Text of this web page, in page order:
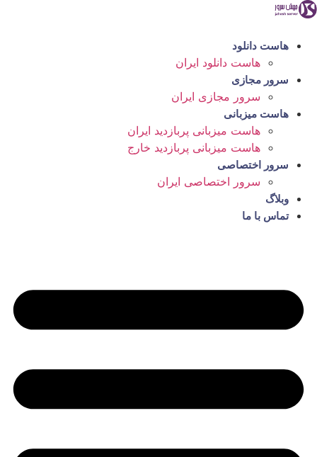
پرش
محتوا
هاست دانلود
هاست دانلود ایران
سرور مجازی
سرور مجازی ایران
هاست میزبانی
هاست میزبانی پربازدید ایران
هاست میزبانی پربازدید خارج
سرور اختصاصی
سرور اختصاصی ایران
وبلاگ
تماس با ما